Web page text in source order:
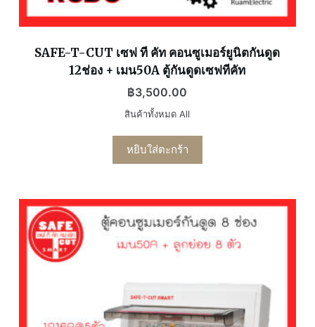
SAFE-T-CUT เซฟ ที คัท คอนซูเมอร์ยูนิตกันดูด
12ช่อง + เมน50A ตู้กันดูดเซฟทีคัท
฿3,500.00
สินค้าทั้งหมด All
หยิบใส่ตะกร้า